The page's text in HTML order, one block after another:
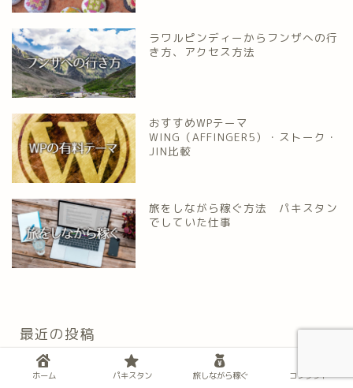
ラワルピンディーからフンザへの行
き方、アクセス方法
おすすめWPテーマ
WING（AFFINGER5）・ストーク・
JIN比較
旅をしながら稼ぐ方法 パキスタン
でしていた仕事
最近の投稿
ペシャーワル 語り部の街・キッサ
ホーム パキスタン 旅しながら稼ぐ コンタクト